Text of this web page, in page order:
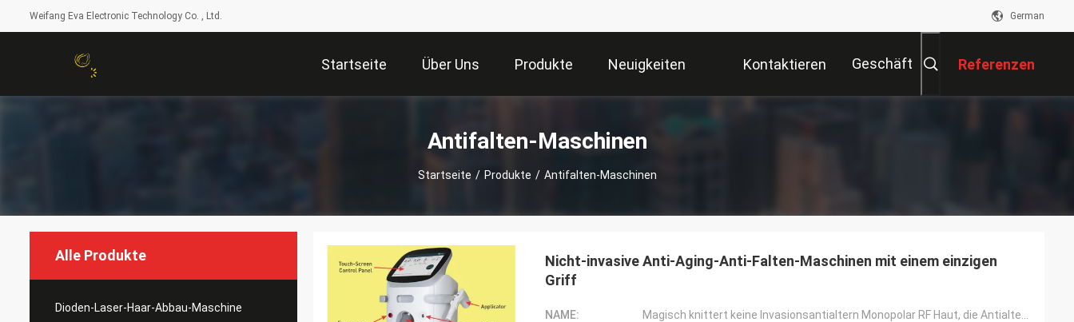
Weifang Eva Electronic Technology Co. , Ltd. German
Startseite Über Uns Produkte Neuigkeiten Kontaktieren Geschäft Referenzen
Antifalten-Maschinen
Startseite / Produkte / Antifalten-Maschinen
Alle Produkte
Dioden-Laser-Haar-Abbau-Maschine
Nicht-invasive Anti-Aging-Anti-Falten-Maschinen mit einem einzigen
Griff
NAME: